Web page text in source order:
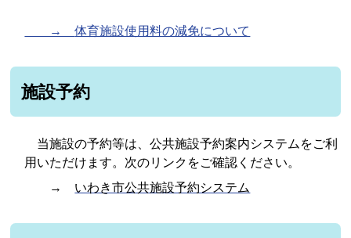
→体育施設使用料の減免について
施設予約
当施設の予約等は、公共施設予約案内システムをご利
用いただけます。次のリンクをご確認ください。
→ いわき市公共施設予約システム